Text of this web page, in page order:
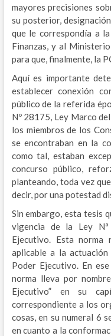
mayores precisiones
su posterior,
que le correspondía a
Finanzas, y al
para que, finalmente, la
Aquí es importante
establecer conexión
público de la referida
Nº 28175, Ley Marco
los miembros de los
se encontraban en la
como tal, estaban
concurso público,
planteando, toda vez
decir, por una potestad
Sin embargo, esta tesis
vigencia de la Ley
Ejecutivo. Esta
aplicable a la
Poder Ejecutivo. En
norma lleva por
Ejecutivo” en su
correspondiente a los
cosas, en su numeral 6
en cuanto a la